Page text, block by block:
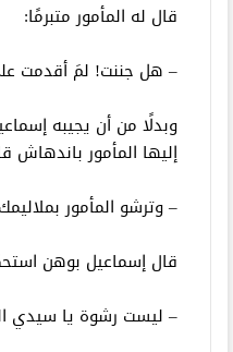
قال له المأمور متبرمًا:
– هل جننت! لمَ أقدمت
وبدلًا من أن يجيبه
إليها المأمور باندهاش
– وترشو المأمور
قال إسماعيل بوهن
– ليست رشوة يا سيدي